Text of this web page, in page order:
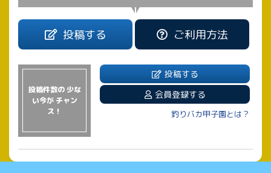
投稿する ご利用方法
投稿件数の 少な
い今が チャン
ス！
投稿する
会員登録する
釣りバカ甲子園とは？